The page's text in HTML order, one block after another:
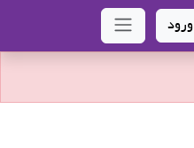
ورود